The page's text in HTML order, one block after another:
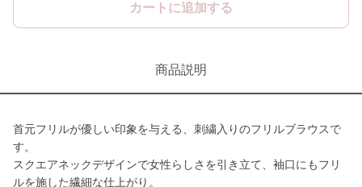
カートに追加する
商品説明
首元フリルが優しい印象を与える、刺繍入りのフリルブラウスで
す。
スクエアネックデザインで女性らしさを引き立て、袖口にもフリ
ルを施した繊細な仕上がり。